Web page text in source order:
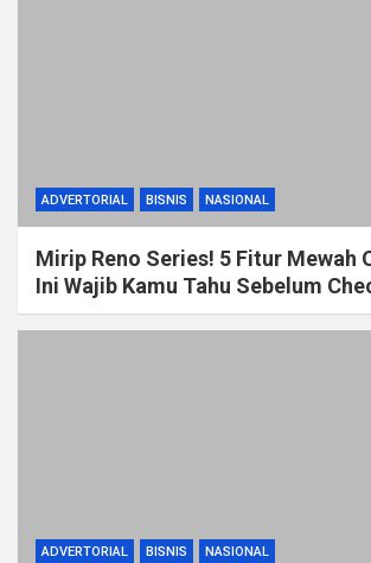
ADVERTORIAL BISNIS NASIONAL
Mirip Reno Series! 5 Fitur Mewah
Ini Wajib Kamu Tahu Sebelum
ADVERTORIAL BISNIS NASIONAL